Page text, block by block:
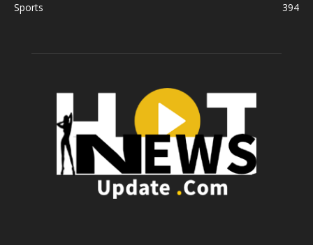
Sports
394